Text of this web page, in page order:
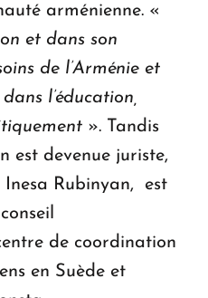
arménienne. «
et dans son
de l’Arménie et
l’éducation,
». Tandis
est devenue juriste,
Inesa Rubinyan, est
de coordination
en Suède et